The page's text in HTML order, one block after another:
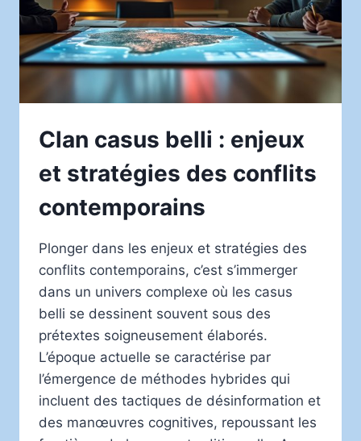
Clan casus belli : enjeux
et stratégies des conflits
contemporains
Plonger dans les enjeux et stratégies des
conflits contemporains, c’est s’immerger
dans un univers complexe où les casus
belli se dessinent souvent sous des
prétextes soigneusement élaborés.
L’époque actuelle se caractérise par
l’émergence de méthodes hybrides qui
incluent des tactiques de désinformation et
des manœuvres cognitives, repoussant les